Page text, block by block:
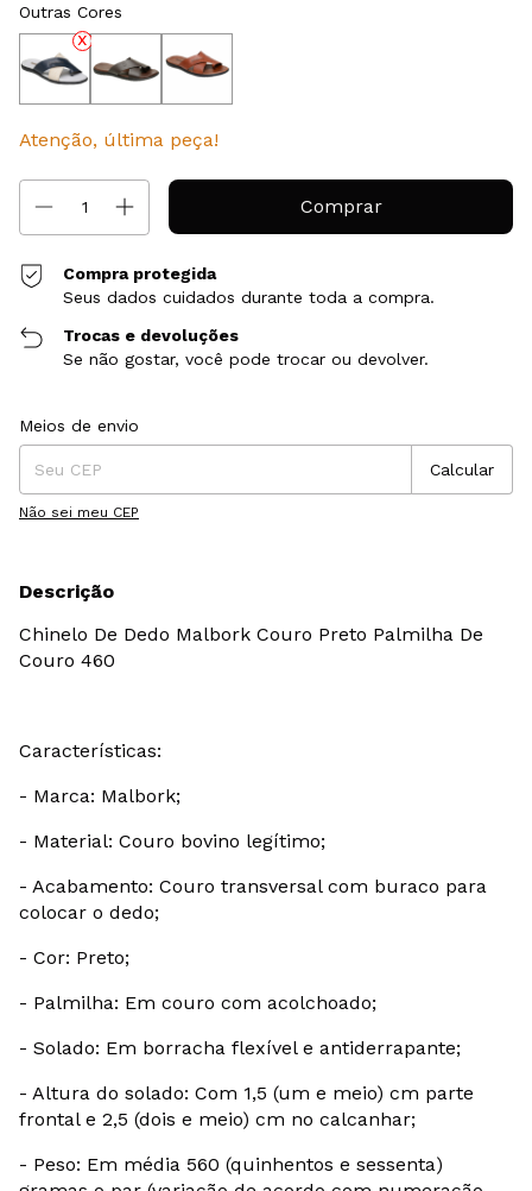
Outras Cores
Atenção, última peça!
Compra protegida
Seus dados cuidados durante toda a compra.
Trocas e devoluções
Se não gostar, você pode trocar ou devolver.
Entregas para o CEP:
Meios de envio
Calcular
Não sei meu CEP
Descrição
Chinelo De Dedo Malbork Couro Preto Palmilha De
Couro 460
Características:
- Marca: Malbork;
- Material: Couro bovino legítimo;
- Acabamento: Couro transversal com buraco para
colocar o dedo;
- Cor: Preto;
- Palmilha: Em couro com acolchoado;
- Solado: Em borracha flexível e antiderrapante;
- Altura do solado: Com 1,5 (um e meio) cm parte
frontal e 2,5 (dois e meio) cm no calcanhar;
- Peso: Em média 560 (quinhentos e sessenta)